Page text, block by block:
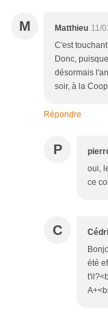
M Matthieu 11/
C'est
Donc,
désormais
soir, à la
Répondre
P
oui,
ce
C
été